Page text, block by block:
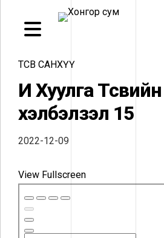
ТӨСӨВ САНХҮҮ
И Хуулга Төсвийн
хэлбэлзэл 15
2022-12-09
View Fullscreen